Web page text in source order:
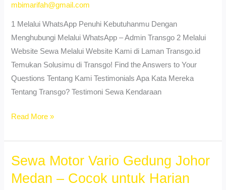
&
Cepat
mbimarifah@gmail.com
1 Melalui WhatsApp Penuhi Kebutuhanmu Dengan
Menghubungi Melalui WhatsApp – Admin Transgo 2 Melalui
Website Sewa Melalui Website Kami di Laman Transgo.id
Temukan Solusimu di Transgo! Find the Answers to Your
Questions Tentang Kami Testimonials Apa Kata Mereka
Tentang Transgo? Testimoni Sewa Kendaraan
Sewa
Vario
Tegal
Mandala
Read More »
Sewa Motor Vario Gedung Johor
Medan – Cocok untuk Harian